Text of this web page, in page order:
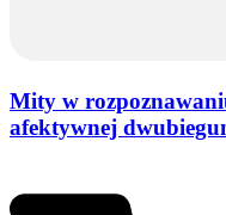
Mity w
afektywnej